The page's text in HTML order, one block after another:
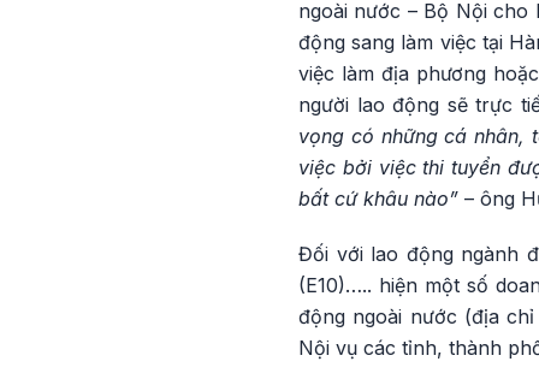
ngoài nước – Bộ Nội
động sang làm việc tại
việc làm địa phương
người lao động sẽ trực
vọng có những cá nhân,
việc bởi việc thi tuyển
bất cứ khâu nào” – ông
Đối với lao động ngành
(E10)….. hiện một số
động ngoài nước (địa
Nội vụ các tỉnh, thành